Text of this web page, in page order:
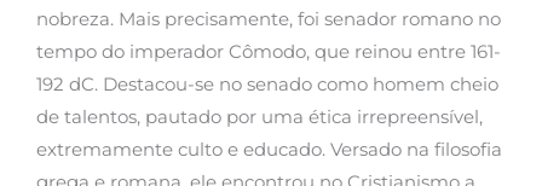
nobreza. Mais precisamente, foi senador romano no
tempo do imperador Cômodo, que reinou entre 161-
192 dC. Destacou-se no senado como homem cheio
de talentos, pautado por uma ética irrepreensível,
extremamente culto e educado. Versado na filosofia